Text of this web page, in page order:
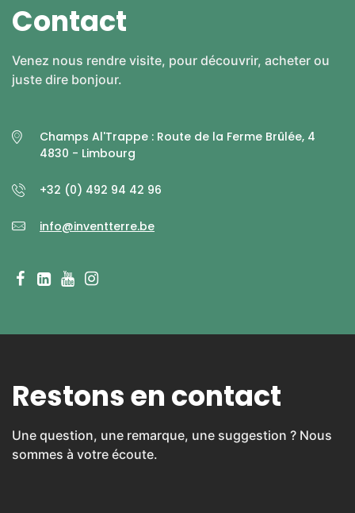
Contact
Venez nous rendre visite, pour découvrir, acheter ou
juste dire bonjour.
Champs Al'Trappe : Route de la Ferme Brûlée, 4
4830 - Limbourg
+32 (0) 492 94 42 96
info@inventterre.be
Restons en contact
Une question, une remarque, une suggestion ? Nous
sommes à votre écoute.